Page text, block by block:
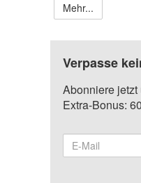
Mehr...
Verpasse
Abonniere
Extra-Bonus: